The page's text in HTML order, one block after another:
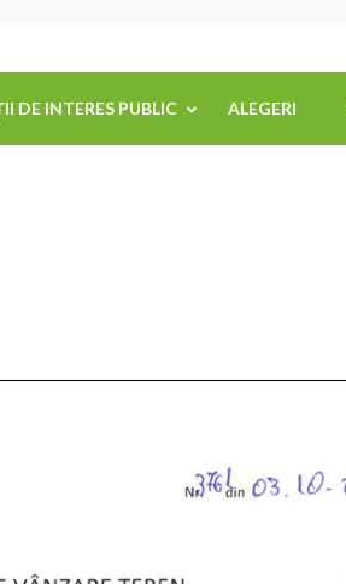
DE INTERES PUBLIC ALEGERI